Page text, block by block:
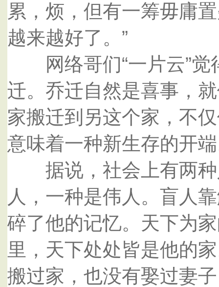
累，烦，但有一筹毋庸
越来越好了。”
网络哥们“一片云”觉
迁。乔迁自然是喜事，
家搬迁到另这个家，不
意味着一种新生存的开
据说，社会上有两种
人，一种是伟人。盲人
碎了他的记忆。天下为
里，天下处处皆是他的
搬过家，也没有娶过妻